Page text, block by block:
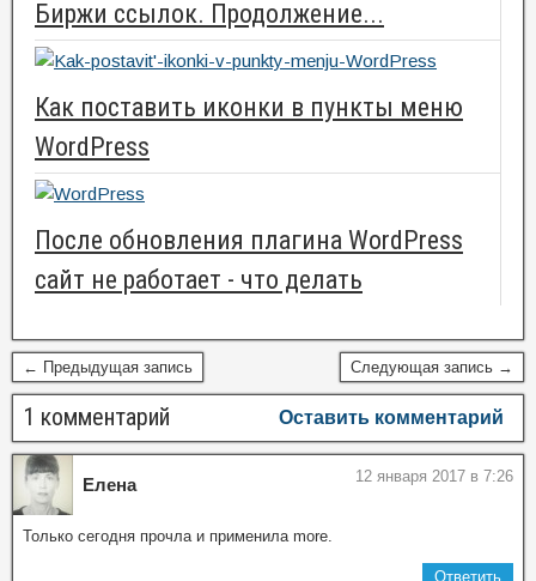
Биржи ссылок. Продолжение...
Как поставить иконки в пункты меню
WordPress
После обновления плагина WordPress
сайт не работает - что делать
← Предыдущая запись Следующая запись →
1 комментарий Оставить комментарий
Елена 12 января 2017 в 7:26
Только сегодня прочла и применила more.
Ответить